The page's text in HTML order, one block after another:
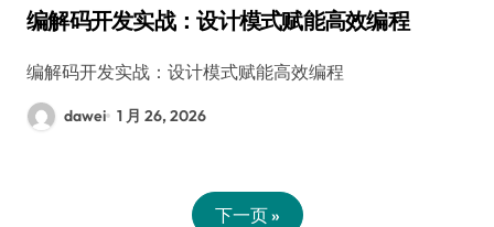
编解码开发实战：设计模式赋能高效编程
编解码开发实战：设计模式赋能高效编程
dawei 1 月 26, 2026
下一页 »